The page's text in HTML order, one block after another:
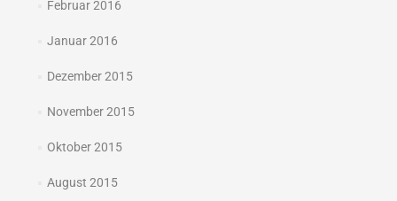
Februar 2016
Januar 2016
Dezember 2015
November 2015
Oktober 2015
August 2015